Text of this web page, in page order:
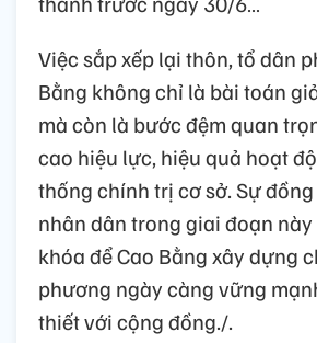
Việc sắp xếp lại thôn, tổ dân
Bằng không chỉ là bài toán
mà còn là bước đệm quan
cao hiệu lực, hiệu quả hoạt
thống chính trị cơ sở. Sự
nhân dân trong giai đoạn này
khóa để Cao Bằng xây dựng
phương ngày càng vững
thiết với cộng đồng./.